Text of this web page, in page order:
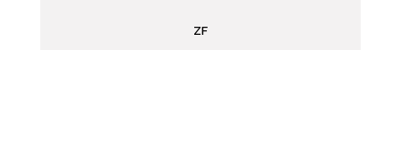
ZF